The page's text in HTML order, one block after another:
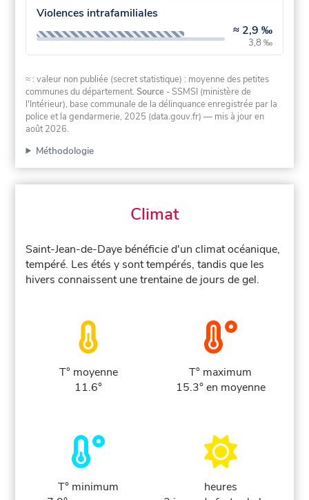
Violences intrafamiliales
≈ 2,9 ‰
3,8 ‰
≈ : valeur non publiée (secret statistique) : moyenne des petites
communes du département.Source - SSMSI (ministère de
l'Intérieur), base communale de la délinquance enregistrée par la
police et la gendarmerie, 2025 (data.gouv.fr) — mis à jour en
août 2026.
Méthodologie
Climat
Saint-Jean-de-Daye bénéficie d'un climat océanique,
tempéré. Les étés y sont tempérés, tandis que les
hivers connaissent une trentaine de jours de gel.
T° moyenne
11.6°
T° maximum
15.3° en moyenne
T° minimum
heures